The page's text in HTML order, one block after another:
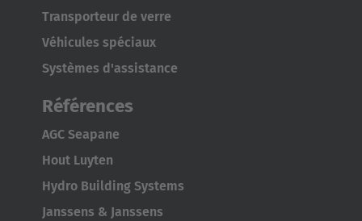
Transporteur de verre
Véhicules spéciaux
Systèmes d'assistance
Références
AGC Seapane
Hout Luyten
Hydro Building Systems
Janssens & Janssens